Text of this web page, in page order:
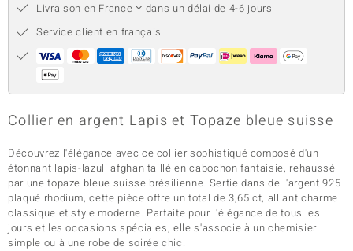
Livraison en France
dans un délai de 4-6 jours
Service client en français
Collier en argent Lapis et Topaze bleue suisse
Découvrez l'élégance avec ce collier sophistiqué composé d'un
étonnant lapis-lazuli afghan taillé en cabochon fantaisie, rehaussé
par une topaze bleue suisse brésilienne. Sertie dans de l'argent 925
plaqué rhodium, cette pièce offre un total de 3,65 ct, alliant charme
classique et style moderne. Parfaite pour l'élégance de tous les
jours et les occasions spéciales, elle s'associe à un chemisier
simple ou à une robe de soirée chic.